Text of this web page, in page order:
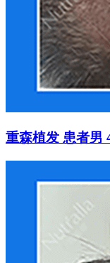
重森植发 患者男